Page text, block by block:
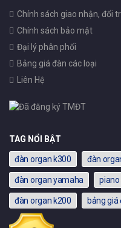
Chính sách giao nhận, đổi
Chính sách bảo mật
Đại lý phân phối
Bảng giá đàn các loại
Liên Hệ
TAG NỔI BẬT
đàn organ k300 đàn
đàn organ yamaha piano
đàn organ k200 bảng giá